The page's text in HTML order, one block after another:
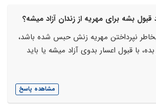
قبول بشه برای مهریه از زندان آزاد میشه؟
نپرداختن مهریه زنش حبس شده باشد،
با قبول اعسار بدوی آزاد میشه یا باید
مشاهده پاسخ